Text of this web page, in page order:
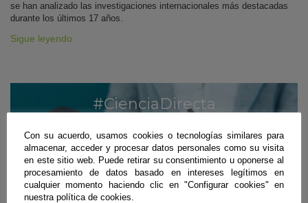
se han analizado las investigaciones internacionales más destacadas
durante los últimos 17 años.
Sigue leyendo
#CienciaDirecta
ANDALUZA
MÁS INFORMACIÓN
SUSCRÍBETE
Con su acuerdo, usamos cookies o tecnologías similares para
almacenar, acceder y procesar datos personales como su visita
en este sitio web. Puede retirar su consentimiento u oponerse al
procesamiento de datos basado en intereses legítimos en
cualquier momento haciendo clic en "Configurar cookies" en
nuestra política de cookies.